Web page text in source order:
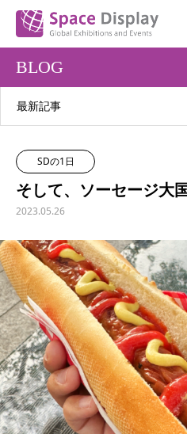
BLOG
最新記事
SDの1日
そして、ソーセージ大国
2023.05.26